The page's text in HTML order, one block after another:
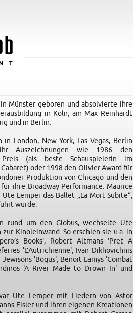
Münster geboren und absolvierte ihre
in Köln, am Max Reinhardt
und in Berlin.
in London, New York, Las Vegas, Berlin
Auszeichnungen wie 1986 den
Preis (als beste Schauspielerin im
oder 1998 den Olivier Award für
Produktion von Chicago und den
ihre Broadway Performance. Maurice
Lemper das Ballet „La Mort Subite“,
wurde.
rund um den Globus, wechselte Ute
Kinoleinwand. So erschien sie u.a. in
Books', Robert Altmans 'Pret A
'L’Autrichienne', Ivan Dikhovichnis
Jewisons 'Bogus', Benoit Lamys 'Combat
'A River Made to Drown In' und
Ute Lemper mit Liedern von Astor
Eisler und ihren eigenen Kreationen